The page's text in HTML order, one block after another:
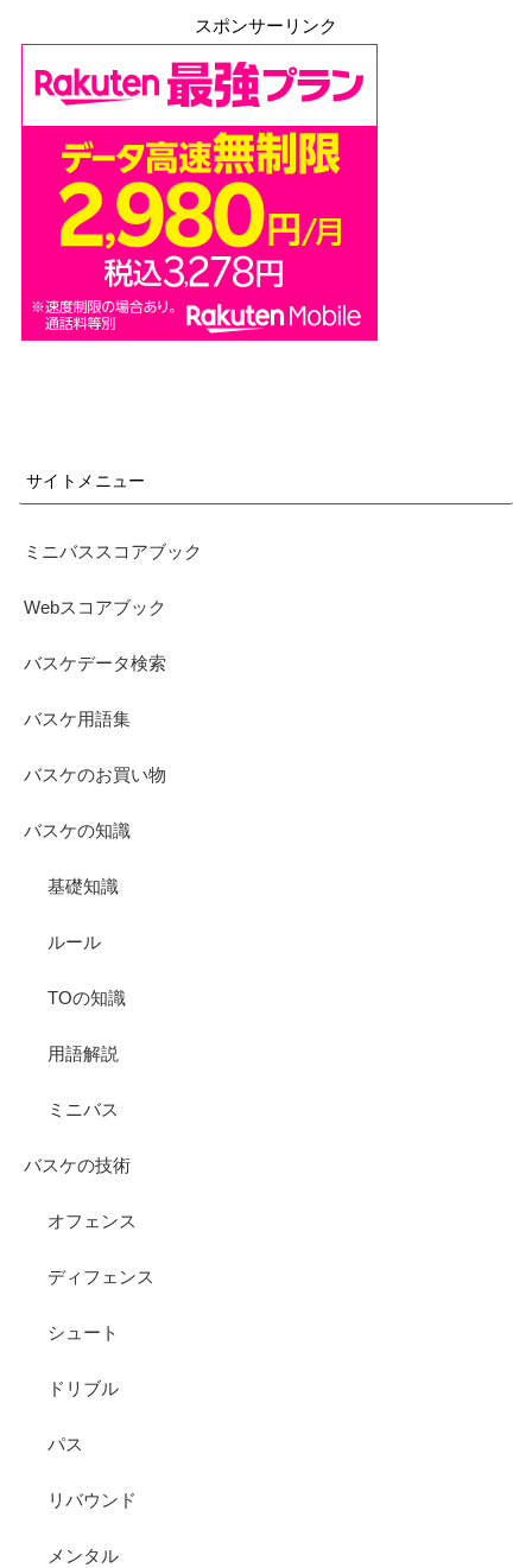
スポンサーリンク
サイトメニュー
ミニバススコアブック
Webスコアブック
バスケデータ検索
バスケ用語集
バスケのお買い物
バスケの知識
基礎知識
ルール
TOの知識
用語解説
ミニバス
バスケの技術
オフェンス
ディフェンス
シュート
ドリブル
パス
リバウンド
メンタル